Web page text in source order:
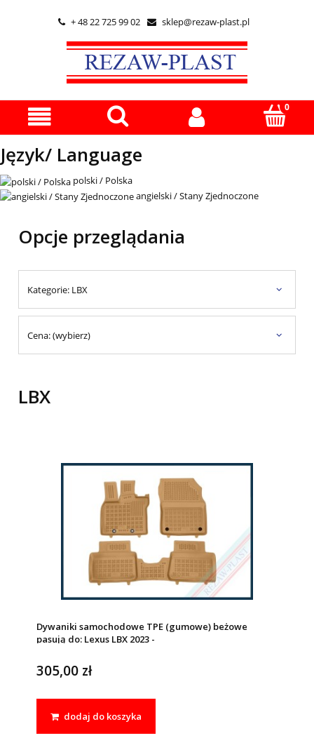
 + 48 22 725 99 02  sklep@rezaw-plast.pl
Język/ Language
polski / Polska
angielski / Stany Zjednoczone
Opcje przeglądania
Kategorie: LBX
Cena: (wybierz)
LBX
Dywaniki samochodowe TPE (gumowe) beżowe
pasują do: Lexus LBX 2023 -
305,00 zł
dodaj do koszyka